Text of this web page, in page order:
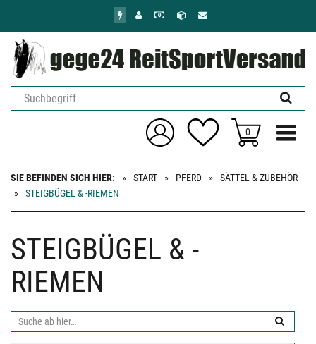
springen
0 Menü
SIE BEFINDEN SICH HIER: START PFERD
SÄTTEL & ZUBEHÖR
STEIGBÜGEL & -RIEMEN
STEIGBÜGEL & -
RIEMEN
Suche